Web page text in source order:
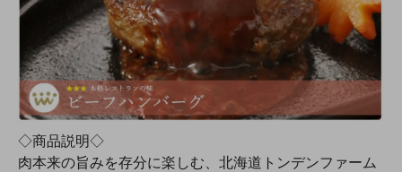
◇商品説明◇
肉本来の旨みを存分に楽しむ、北海道トンデンファーム